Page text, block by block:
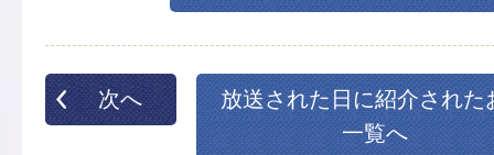
次へ
放送された日に紹介された
一覧へ